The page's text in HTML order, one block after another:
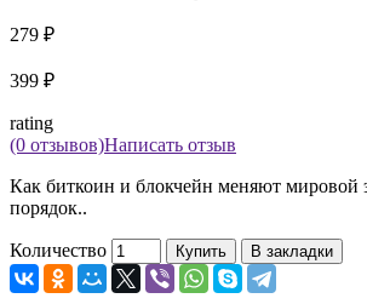
279 ₽
399 ₽
rating
(0 отзывов)Написать отзыв
Как биткоин и блокчейн меняют мировой
порядок..
Количество Купить В закладки